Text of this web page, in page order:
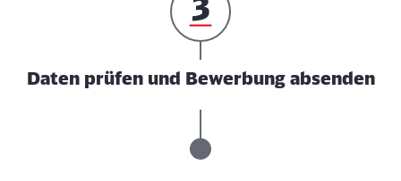
Daten prüfen und Bewerbung absenden